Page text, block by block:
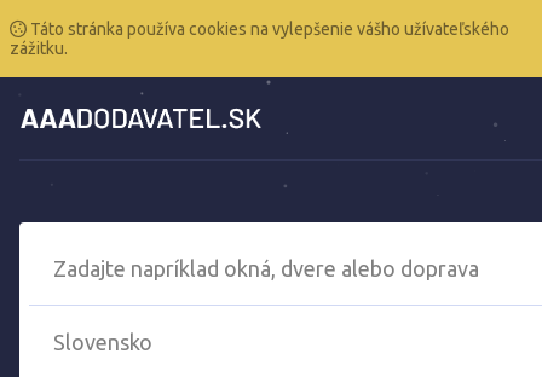
Táto stránka používa cookies na vylepšenie vášho užívateľského
zážitku.